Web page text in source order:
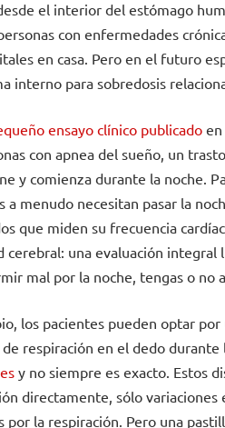
el interior del estómago
con enfermedades
en casa. Pero en el futuro
interno para sobredosis
ensayo clínico publicadoen
con apnea del sueño, un
y comienza durante la noche.
a menudo necesitan pasar la
que miden su frecuencia
cerebral: una evaluación integral
mal por la noche, tengas o no
los pacientes pueden optar
respiración en el dedo durante
y no siempre es exacto. Estos
directamente, sólo
por la respiración. Pero una